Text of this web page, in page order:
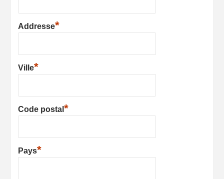
Addresse*
Ville*
Code postal *
Pays*